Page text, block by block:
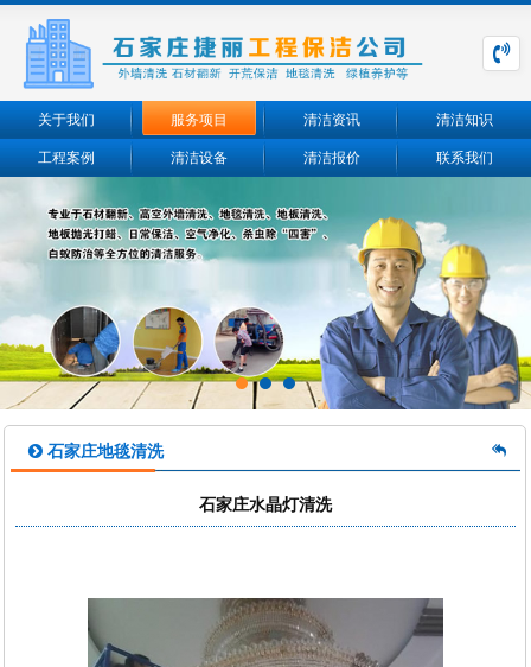
关于我们 服务项目 清洁资讯 清洁知识
工程案例 清洁设备 清洁报价 联系我们
石家庄地毯清洗
石家庄水晶灯清洗